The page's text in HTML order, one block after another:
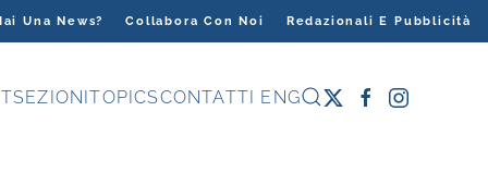
Una News? Collabora Con Noi Redazionali E Pubblicità
SEZIONITOPICSCONTATTI ENG